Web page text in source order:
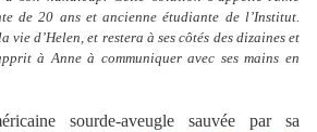
de 20 ans et ancienne étudiante de l’Institut.
vie d’Helen, et restera à ses côtés des dizaines et
à Anne à communiquer avec ses mains en
sourde-aveugle sauvée par sa